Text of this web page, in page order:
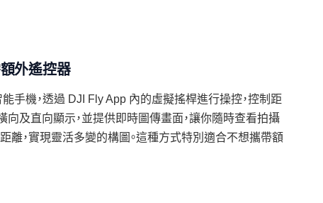
外遙控器
手機，透過 DJI Fly App 內的虛擬搖桿進行操控，控制距
向及直向顯示，並提供即時圖傳畫面，讓你隨時查看拍攝
離，實現靈活多變的構圖。這種方式特別適合不想攜帶額